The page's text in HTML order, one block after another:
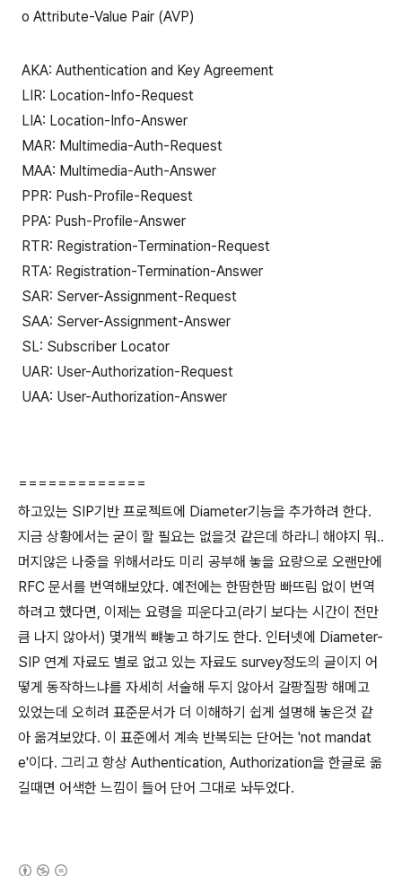
o Attribute-Value Pair (AVP)
AKA: Authentication and Key Agreement
LIR: Location-Info-Request
LIA: Location-Info-Answer
MAR: Multimedia-Auth-Request
MAA: Multimedia-Auth-Answer
PPR: Push-Profile-Request
PPA: Push-Profile-Answer
RTR: Registration-Termination-Request
RTA: Registration-Termination-Answer
SAR: Server-Assignment-Request
SAA: Server-Assignment-Answer
SL: Subscriber Locator
UAR: User-Authorization-Request
UAA: User-Authorization-Answer
=============
하고있는 SIP기반 프로젝트에 Diameter기능을 추가하려 한다.
지금 상황에서는 굳이 할 필요는 없을것 같은데 하라니 해야지 뭐..
머지않은 나중을 위해서라도 미리 공부해 놓을 요량으로 오랜만에
RFC 문서를 번역해보았다. 예전에는 한땀한땀 빠뜨림 없이 번역
하려고 했다면, 이제는 요령을 피운다고(라기 보다는 시간이 전만
큼 나지 않아서) 몇개씩 뺴놓고 하기도 한다. 인터넷에 Diameter-
SIP 연계 자료도 별로 없고 있는 자료도 survey정도의 글이지 어
떻게 동작하느냐를 자세히 서술해 두지 않아서 갈팡질팡 해메고
있었는데 오히려 표준문서가 더 이해하기 쉽게 설명해 놓은것 같
아 옮겨보았다. 이 표준에서 계속 반복되는 단어는 'not mandat
e'이다. 그리고 항상 Authentication, Authorization을 한글로 옮
길때면 어색한 느낌이 들어 단어 그대로 놔두었다.